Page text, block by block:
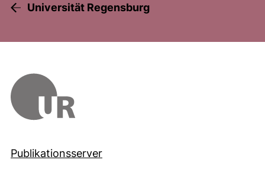
Universität Regensburg
Publikationsserver